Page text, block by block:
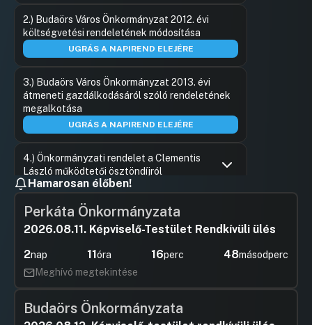
Hozzászólások
2.) Budaörs Város Önkormányzat 2012. évi
költségvetési rendeletének módosítása
UGRÁS A NAPIREND ELEJÉRE
3.) Budaörs Város Önkormányzat 2013. évi
átmeneti gazdálkodásáról szóló rendeletének
megalkotása
UGRÁS A NAPIREND ELEJÉRE
4.) Önkormányzati rendelet a Clementis
László működtetői ösztöndíjról
HozzászólásokUgrás a napirendi pontra
Sánta
5.) Egyes önkormányzati rendeletek az
önkormányzat szervezetével és működésével
összefüggő tárgyú módosításáról
6.) Budaörs Város Önkormányzat
Polgármesteri Hivatalának Szervezeti és
Működési Szabályzatáról szóló
56/2003.(XII.22.) ÖKT. rendelet
Hamarosan élőben!
Perkáta Önkormányzata
2026.08.11. Képviselő-Testület Rendkívüli ülés
2nap 11óra 16perc 48másodperc
Meghívó megtekintése
Budaörs Önkormányzata